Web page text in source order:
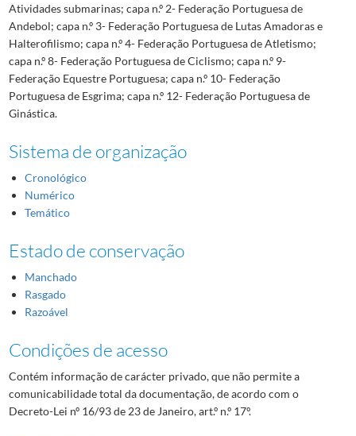
Atividades submarinas; capa n.º 2- Federação Portuguesa de
Andebol; capa n.º 3- Federação Portuguesa de Lutas Amadoras e
Halterofilismo; capa n.º 4- Federação Portuguesa de Atletismo;
capa n.º 8- Federação Portuguesa de Ciclismo; capa n.º 9-
Federação Equestre Portuguesa; capa n.º 10- Federação
Portuguesa de Esgrima; capa n.º 12- Federação Portuguesa de
Ginástica.
Sistema de organização
Cronológico
Numérico
Temático
Estado de conservação
Manchado
Rasgado
Razoável
Condições de acesso
Contém informação de carácter privado, que não permite a
comunicabilidade total da documentação, de acordo com o
Decreto-Lei nº 16/93 de 23 de Janeiro, art.º n.º 17º.